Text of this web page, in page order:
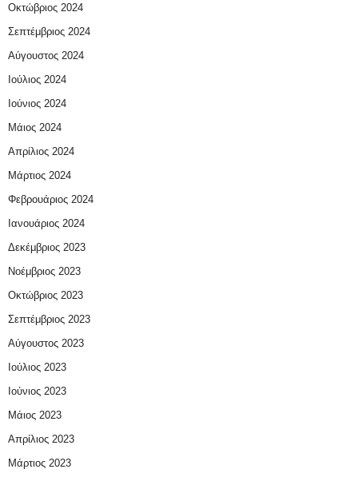
Οκτώβριος 2024
Σεπτέμβριος 2024
Αύγουστος 2024
Ιούλιος 2024
Ιούνιος 2024
Μάιος 2024
Απρίλιος 2024
Μάρτιος 2024
Φεβρουάριος 2024
Ιανουάριος 2024
Δεκέμβριος 2023
Νοέμβριος 2023
Οκτώβριος 2023
Σεπτέμβριος 2023
Αύγουστος 2023
Ιούλιος 2023
Ιούνιος 2023
Μάιος 2023
Απρίλιος 2023
Μάρτιος 2023